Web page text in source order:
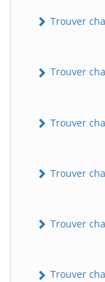
Trouver
Trouver
Trouver
Trouver
Trouver
Trouver